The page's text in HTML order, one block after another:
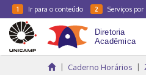
1 Ir para o conteúdo 2 Serviços por
Caderno Horários